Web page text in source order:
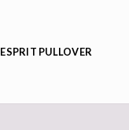
ESPRIT PULLOVER